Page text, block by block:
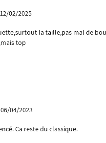
02/2025
la taille,pas mal de
top
04/2023
Ça reste du classique.